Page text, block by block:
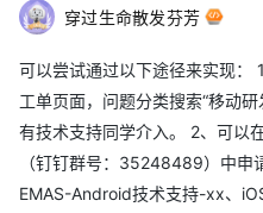
穿过生命散发芬芳
可以尝试通过以下途径来实现：
工单页面，问题分类搜索“移动
有技术支持同学介入。 2、可以
（钉钉群号：35248489）中
EMAS-Android技术支持-xx、